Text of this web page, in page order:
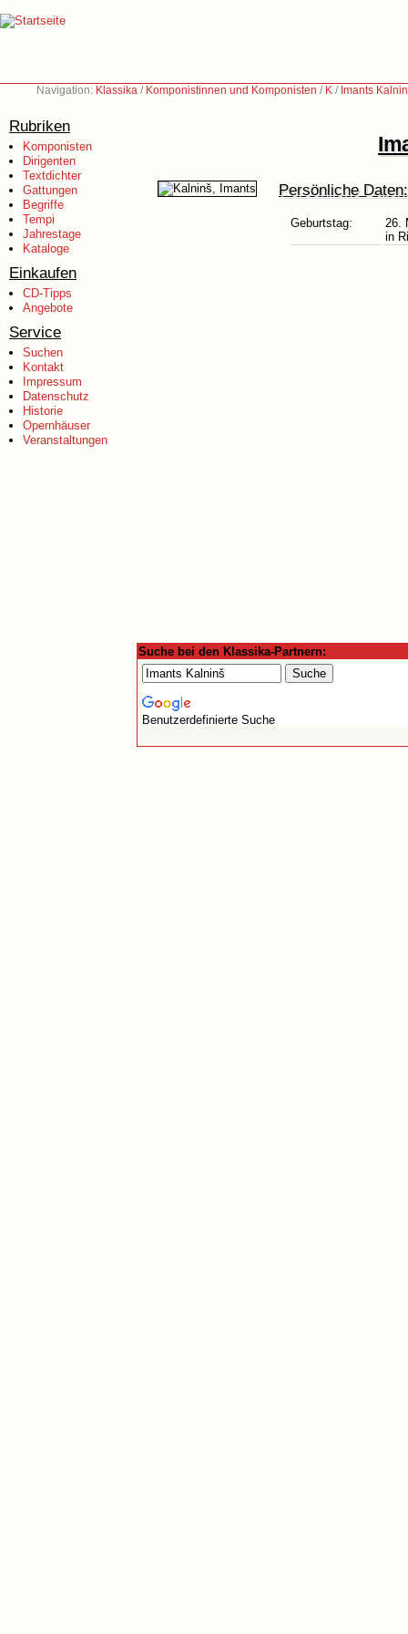
Navigation: Klassika / Komponistinnen und Komponisten / K / Imants
Rubriken
Komponisten
Dirigenten
Textdichter
Gattungen
Begriffe
Tempi
Jahrestage
Kataloge
Einkaufen
CD-Tipps
Angebote
Service
Suchen
Kontakt
Impressum
Datenschutz
Historie
Opernhäuser
Veranstaltungen
Persönliche Daten:
Geburtstag:
26.
in
Suche bei den Klassika-Partnern:
Benutzerdefinierte Suche